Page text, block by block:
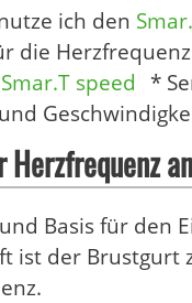
ich den
die
Smar.T speed
*
Basis für den
ist der Brustgurt